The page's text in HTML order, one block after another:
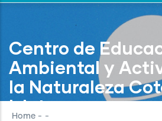
Centro de
Ambiental y
la Naturaleza
Isleta
Home - -